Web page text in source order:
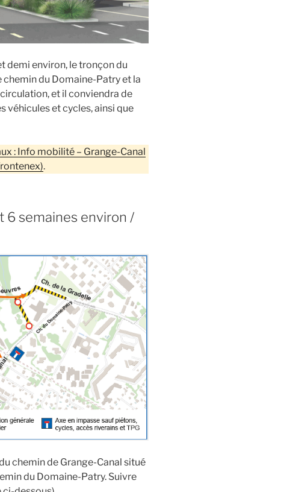
demi environ, le tronçon du
chemin du Domaine-Patry et la
et il conviendra de
véhicules et cycles, ainsi que
: Info mobilité – Grange-Canal
.
6 semaines environ /
chemin de Grange-Canal situé
du Domaine-Patry. Suivre